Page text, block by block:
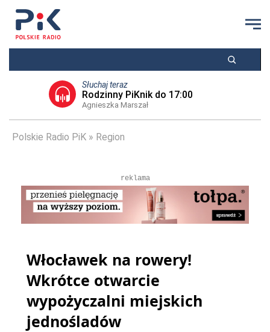
Słuchaj teraz
Rodzinny PiKnik do 17:00
Agnieszka Marszał
Polskie Radio PiK Region
reklama
Włocławek na rowery!
Wkrótce otwarcie
wypożyczalni miejskich
jednośladów